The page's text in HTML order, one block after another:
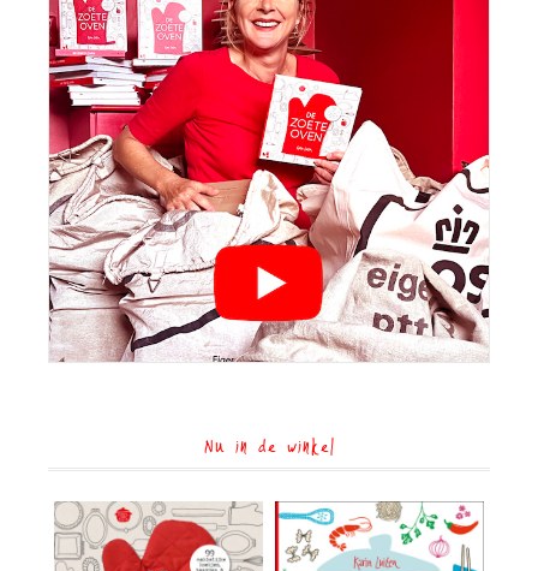
Nu in de winkel